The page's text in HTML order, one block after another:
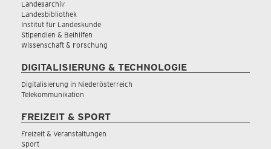
Landesarchiv
Landesbibliothek
Institut für Landeskunde
Stipendien & Beihilfen
Wissenschaft & Forschung
DIGITALISIERUNG & TECHNOLOGIE
Digitalisierung in Niederösterreich
Telekommunikation
FREIZEIT & SPORT
Freizeit & Veranstaltungen
Sport